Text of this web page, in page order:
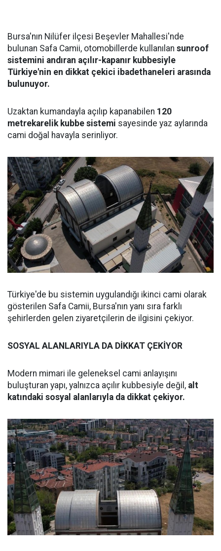
Bursa'nın Nilüfer ilçesi Beşevler Mahallesi'nde
bulunan Safa Camii, otomobillerde kullanılan sunroof
sistemini andıran açılır-kapanır kubbesiyle
Türkiye'nin en dikkat çekici ibadethaneleri arasında
bulunuyor.
Uzaktan kumandayla açılıp kapanabilen 120
metrekarelik kubbe sistemi sayesinde yaz aylarında
cami doğal havayla serinliyor.
Türkiye'de bu sistemin uygulandığı ikinci cami olarak
gösterilen Safa Camii, Bursa'nın yanı sıra farklı
şehirlerden gelen ziyaretçilerin de ilgisini çekiyor.
SOSYAL ALANLARIYLA DA DİKKAT ÇEKİYOR
Modern mimari ile geleneksel cami anlayışını
buluşturan yapı, yalnızca açılır kubbesiyle değil, alt
katındaki sosyal alanlarıyla da dikkat çekiyor.